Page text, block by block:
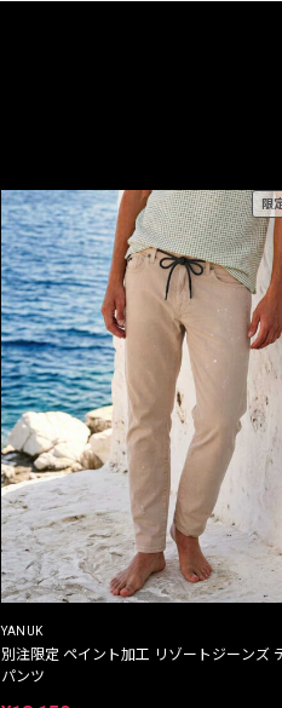
限
YANUK
別注限定 ペイント加工 リゾートジーンズ
パンツ